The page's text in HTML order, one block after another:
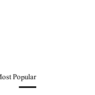
Popular